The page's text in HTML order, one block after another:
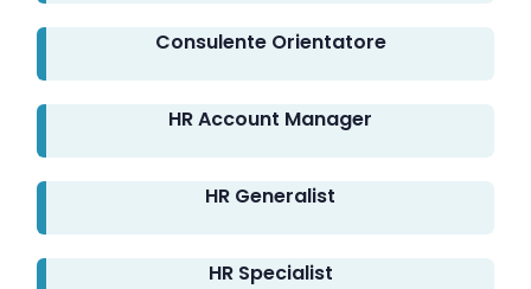
Consulente Orientatore
HR Account Manager
HR Generalist
HR Specialist